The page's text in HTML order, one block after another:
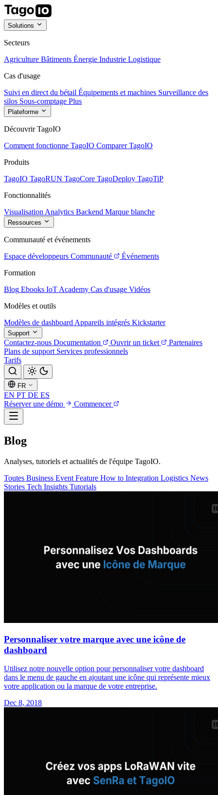
Solutions
Secteurs
Agriculture Bâtiments Énergie Industrie Logistique
Cas d'usage
Suivi en direct du bétail Équipements et machines Surveillance des
silos Sous-comptage Plus
Plateforme
Découvrir TagoIO
Comment fonctionne TagoIO Comparer TagoIO
Produits
TagoIO TagoRUN TagoCore TagoDeploy TagoTiP
Fonctionnalités
Visualisation Analytics Backend Marque blanche
Ressources
Communauté et événements
Espace développeurs Communauté
Événements
Formation
Blog Ebooks IoT Academy Cas d'usage Vidéos
Modèles et outils
Modèles de dashboard Appareils intégrés Kickstarter
Support
Contactez-nous Documentation Ouvrir un ticket
Partenaires
Plans de support Services professionnels
Tarifs
FR
EN PT DE ES
Réserver une démo
Commencer
Blog
Analyses, tutoriels et actualités de l'équipe TagoIO.
Toutes Business Event Feature How to Integration Logistics News
Stories Tech Insights Tutorials
Personnaliser votre marque avec une icône de
dashboard
Utilisez notre nouvelle option pour personnaliser votre dashboard
dans le menu de gauche en ajoutant une icône qui représente mieux
votre application ou la marque de votre entreprise.
Dec 8, 2018